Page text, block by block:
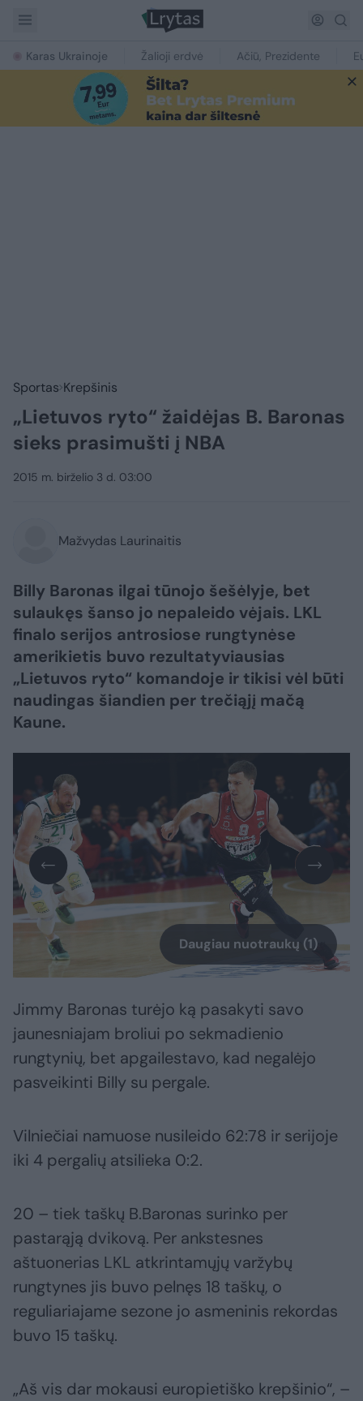
Karas Ukrainoje Žalioji erdvė Ačiū, Prezidente
Sportas Krepšinis
„Lietuvos ryto“ žaidėjas B. Baronas
sieks prasimušti į NBA
2015 m. birželio 3 d. 03:00
Mažvydas Laurinaitis
Billy Baronas ilgai tūnojo šešėlyje, bet
sulaukęs šanso jo nepaleido vėjais. LKL
finalo serijos antrosiose rungtynėse
amerikietis buvo rezultatyviausias
„Lietuvos ryto“ komandoje ir tikisi vėl būti
naudingas šiandien per trečiąjį mačą
Kaune.
Daugiau nuotraukų (1)
Jimmy Baronas turėjo ką pasakyti savo
jaunesniajam broliui po sekmadienio
rungtynių, bet apgailestavo, kad negalėjo
pasveikinti Billy su pergale.
Vilniečiai namuose nusileido 62:78 ir serijoje
iki 4 pergalių atsilieka 0:2.
20 – tiek taškų B.Baronas surinko per
pastarąją dvikovą. Per ankstesnes
aštuonerias LKL atkrintamųjų varžybų
rungtynes jis buvo pelnęs 18 taškų, o
reguliariajame sezone jo asmeninis rekordas
buvo 15 taškų.
„Aš vis dar mokausi europietiško krepšinio“, –